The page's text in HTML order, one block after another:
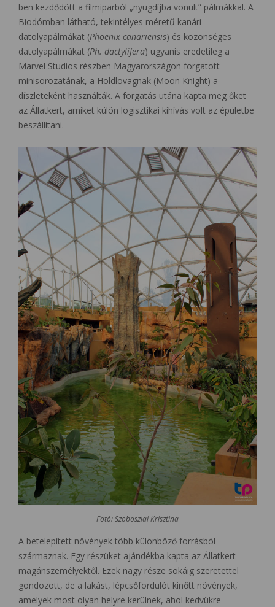
ben kezdődött a filmiparból „nyugdíjba vonult” pálmákkal. A
Biodómban látható, tekintélyes méretű kanári
datolyapálmákat (Phoenix canariensis) és közönséges
datolyapálmákat (Ph. dactylifera) ugyanis eredetileg a
Marvel Studios részben Magyarországon forgatott
minisorozatának, a Holdlovagnak (Moon Knight) a
díszleteként használták. A forgatás utána kapta meg őket
az Állatkert, amiket külön logisztikai kihívás volt az épületbe
beszállítani.
Fotó: Szoboszlai Krisztina
A betelepített növények több különböző forrásból
származnak. Egy részüket ajándékba kapta az Állatkert
magánszemélyektől. Ezek nagy része sokáig szeretettel
gondozott, de a lakást, lépcsőfordulót kinőtt növények,
amelyek most olyan helyre kerülnek, ahol kedvükre